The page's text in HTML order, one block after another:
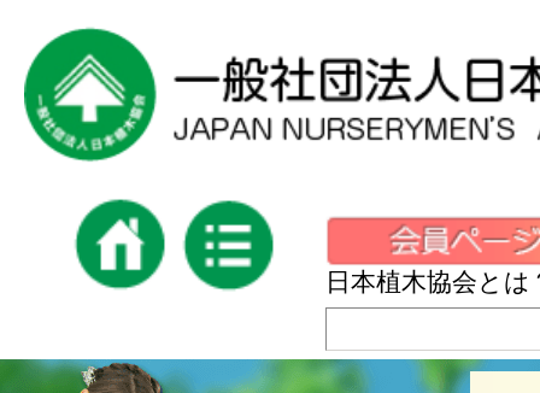
日本植木協会とは